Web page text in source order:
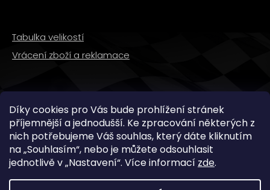
Díky cookies pro Vás bude prohlížení stránek
příjemnější a jednodušší. Ke zpracování některých z
nich potřebujeme Váš souhlas, který dáte kliknutím
na „Souhlasím“, nebo je můžete odsouhlasit
jednotlivě v „Nastavení“. Více informací zde.
Tabulka velikostí
Vrácení zboží a reklamace
SLEDUJTE NÁS